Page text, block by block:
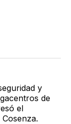
y
de
el